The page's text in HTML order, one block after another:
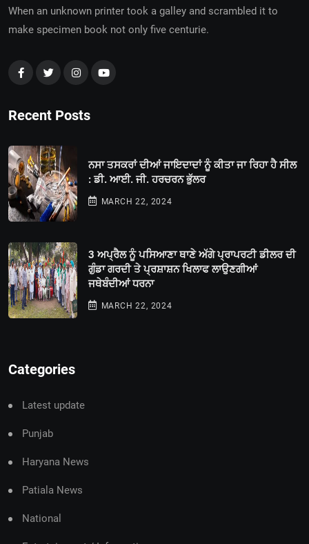
When an unknown printer took a galley and scrambled it to
make specimen book not only five centurie.
Recent Posts
ਨਸਾ ਤਸਕਰਾਂ ਦੀਆਂ ਜਾਇਦਾਦਾਂ ਨੂੰ ਕੀਤਾ ਜਾ ਰਿਹਾ ਹੈ ਸੀਲ
: ਡੀ. ਆਈ. ਜੀ. ਹਰਚਰਨ ਭੁੱਲਰ
MARCH 22, 2024
3 ਅਪ੍ਰੈਲ ਨੂੰ ਪਸਿਆਣਾ ਥਾਣੇ ਅੱਗੇ ਪ੍ਰਾਪਰਟੀ ਡੀਲਰ ਦੀ
ਗੁੰਡਾ ਗਰਦੀ ਤੇ ਪ੍ਰਸ਼ਾਸ਼ਨ ਖਿਲਾਫ ਲਾਉਣਗੀਆਂ
ਜਥੇਬੰਦੀਆਂ ਧਰਨਾ
MARCH 22, 2024
Categories
Latest update
Punjab
Haryana News
Patiala News
National